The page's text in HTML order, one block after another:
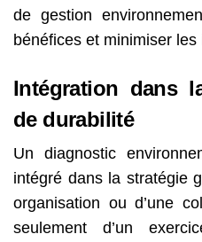
de gestion
bénéfices et minimiser
Intégration dans
de durabilité
Un diagnostic
intégré dans la stratégie
organisation ou d’une
seulement d’un